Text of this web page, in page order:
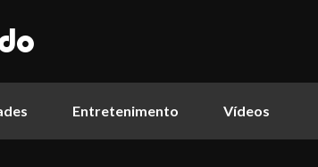
Entretenimento Vídeos